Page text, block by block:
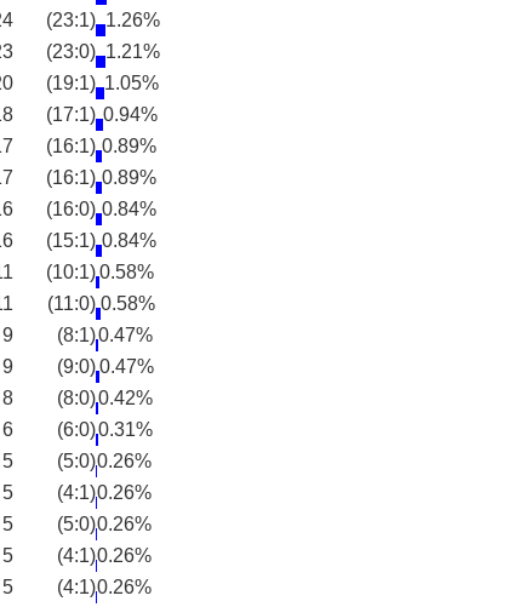
(23:1) 1.26%
(23:0) 1.21%
(19:1) 1.05%
(17:1) 0.94%
(16:1) 0.89%
(16:1) 0.89%
(16:0) 0.84%
(15:1) 0.84%
(10:1)0.58%
(11:0) 0.58%
9 (8:1)0.47%
9 (9:0)0.47%
8 (8:0)0.42%
6 (6:0)0.31%
5 (5:0)0.26%
5 (4:1)0.26%
5 (5:0)0.26%
5 (4:1)0.26%
5 (4:1)0.26%